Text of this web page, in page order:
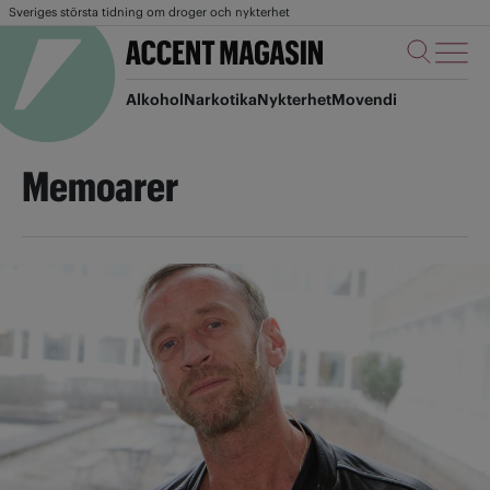
Sveriges största tidning om droger och nykterhet
AlkoholNarkotikaNykterhetMovendi
Memoarer